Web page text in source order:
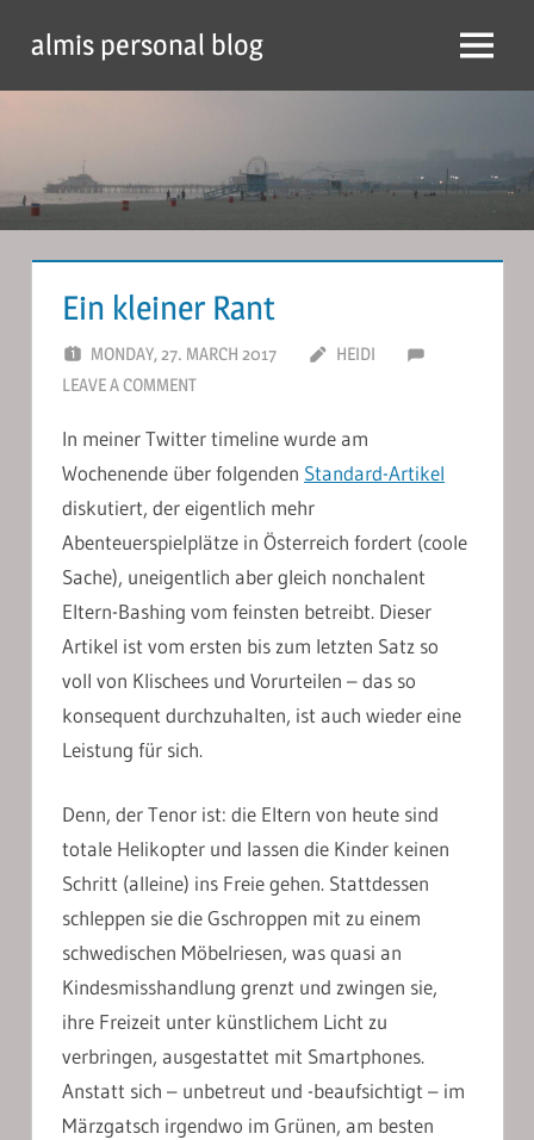
content
almis personal blog Menu
Ein kleiner Rant
MONDAY, 27. MARCH 2017
HEIDI
LEAVE A COMMENT
In meiner Twitter timeline wurde am
Wochenende über folgenden Standard-Artikel
diskutiert, der eigentlich mehr
Abenteuerspielplätze in Österreich fordert (coole
Sache), uneigentlich aber gleich nonchalent
Eltern-Bashing vom feinsten betreibt. Dieser
Artikel ist vom ersten bis zum letzten Satz so
voll von Klischees und Vorurteilen – das so
konsequent durchzuhalten, ist auch wieder eine
Leistung für sich.
Denn, der Tenor ist: die Eltern von heute sind
totale Helikopter und lassen die Kinder keinen
Schritt (alleine) ins Freie gehen. Stattdessen
schleppen sie die Gschroppen mit zu einem
schwedischen Möbelriesen, was quasi an
Kindesmisshandlung grenzt und zwingen sie,
ihre Freizeit unter künstlichem Licht zu
verbringen, ausgestattet mit Smartphones.
Anstatt sich – unbetreut und -beaufsichtigt – im
Märzgatsch irgendwo im Grünen, am besten